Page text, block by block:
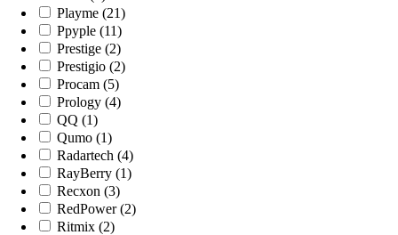
Playme (21)
Ppyple (11)
Prestige (2)
Prestigio (2)
Procam (5)
Prology (4)
QQ (1)
Qumo (1)
Radartech (4)
RayBerry (1)
Recxon (3)
RedPower (2)
Ritmix (2)